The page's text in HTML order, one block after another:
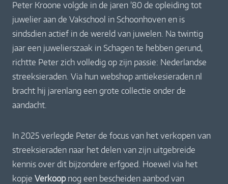
Peter Kroone volgde in de jaren ’80 de opleiding tot
juwelier aan de Vakschool in Schoonhoven en is
sindsdien actief in de wereld van juwelen. Na twintig
jaar een juwelierszaak in Schagen te hebben gerund,
richtte Peter zich volledig op zijn passie: Nederlandse
streeksieraden. Via hun webshop antiekesieraden.nl
bracht hij jarenlang een grote collectie onder de
aandacht.
In 2025 verlegde Peter de focus van het verkopen van
streeksieraden naar het delen van zijn uitgebreide
kennis over dit bijzondere erfgoed. Hoewel via het
kopje Verkoopnog een bescheiden aanbod van